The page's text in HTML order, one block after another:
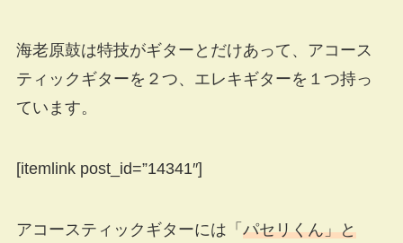
海老原鼓は特技がギターとだけあって、アコース
ティックギターを２つ、エレキギターを１つ持っ
ています。
[itemlink post_id=”14341″]
アコースティックギターには「 パセリくん」と